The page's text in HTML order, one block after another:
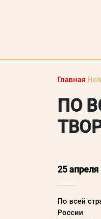
ВХОД В ЛИЧНЫЙ
Логин
Главная
ПО
25 апреля
По всей
России